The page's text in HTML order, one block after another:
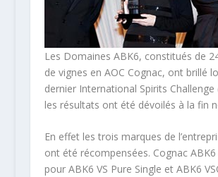
Les Domaines ABK6, constitués de
de vignes en AOC Cognac, ont brillé
dernier International Spirits Challenge
les résultats ont été dévoilés à la fin
En effet les trois marques de
ont été récompensées. Cognac ABK6
pour ABK6 VS Pure Single et ABK6